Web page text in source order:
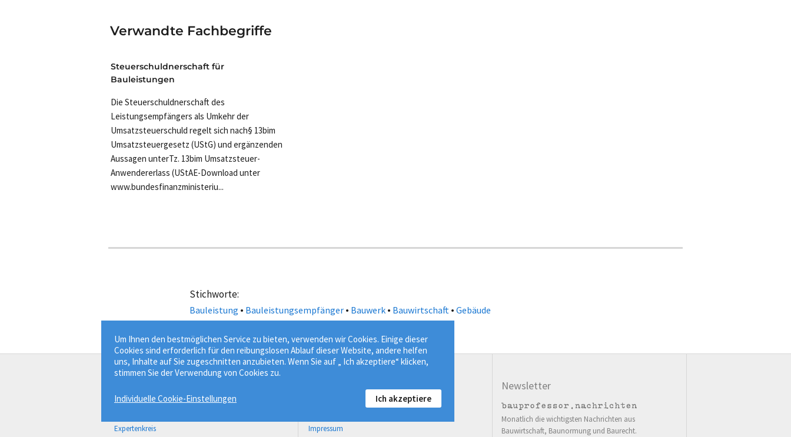
Verwandte Fachbegriffe
Steuerschuldnerschaft für
Bauleistungen
Die Steuerschuldnerschaft des
Leistungsempfängers als Umkehr der
Umsatzsteuerschuld regelt sich nach§ 13bim
Umsatzsteuergesetz (UStG) und ergänzenden
Aussagen unterTz. 13bim Umsatzsteuer-
Anwendererlass (UStAE-Download unter
www.bundesfinanzministeriu...
Stichworte:
Bauleistung • Bauleistungsempfänger • Bauwerk • Bauwirtschaft • Gebäude
Bauwissen besser finden.
Expertenkreis
Impressum
Newsletter
Monatlich die wichtigsten Nachrichten aus
Bauwirtschaft, Baunormung und Baurecht.
Um Ihnen den bestmöglichen Service zu bieten, verwenden wir Cookies. Einige dieser
Cookies sind erforderlich für den reibungslosen Ablauf dieser Website, andere helfen
uns, Inhalte auf Sie zugeschnitten anzubieten. Wenn Sie auf „ Ich akzeptiere“ klicken,
stimmen Sie der Verwendung von Cookies zu.
Individuelle Cookie-Einstellungen Ich akzeptiere